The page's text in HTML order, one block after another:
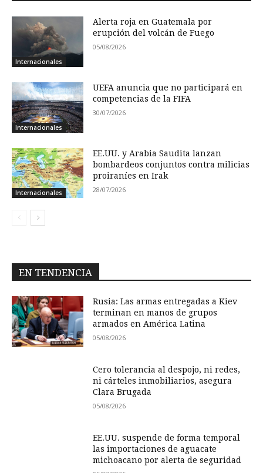
Internacionales
Alerta roja en Guatemala por
erupción del volcán de Fuego
05/08/2026
Internacionales
UEFA anuncia que no participará en
competencias de la FIFA
30/07/2026
Internacionales
EE.UU. y Arabia Saudita lanzan
bombardeos conjuntos contra milicias
proiraníes en Irak
28/07/2026
EN TENDENCIA
Rusia: Las armas entregadas a Kiev
terminan en manos de grupos
armados en América Latina
05/08/2026
Cero tolerancia al despojo, ni redes,
ni cárteles inmobiliarios, asegura
Clara Brugada
05/08/2026
EE.UU. suspende de forma temporal
las importaciones de aguacate
michoacano por alerta de seguridad